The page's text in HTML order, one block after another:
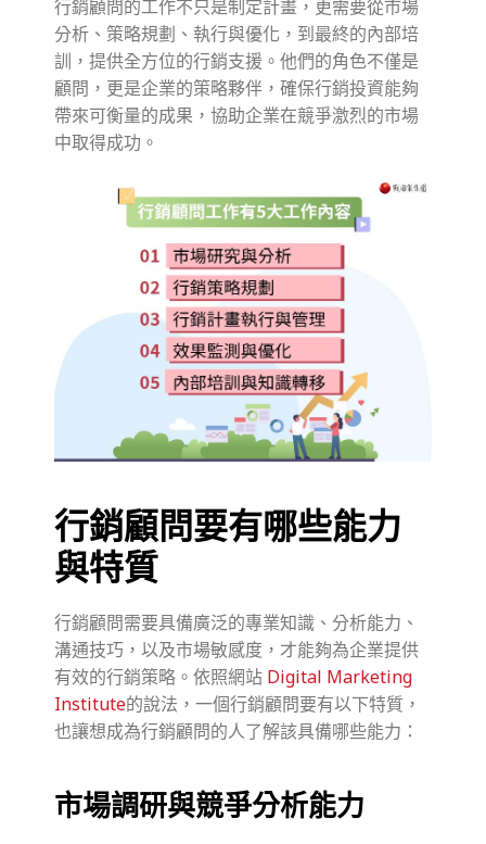
行銷顧問的工作不只是制定計畫，更需要從市場
分析、策略規劃、執行與優化，到最終的內部培
訓，提供全方位的行銷支援。他們的角色不僅是
顧問，更是企業的策略夥伴，確保行銷投資能夠
帶來可衡量的成果，協助企業在競爭激烈的市場
中取得成功。
行銷顧問要有哪些能力
與特質
行銷顧問需要具備廣泛的專業知識、分析能力、
溝通技巧，以及市場敏感度，才能夠為企業提供
有效的行銷策略。依照網站 Digital Marketing
Institute的說法，一個行銷顧問要有以下特質，
也讓想成為行銷顧問的人了解該具備哪些能力：
市場調研與競爭分析能力